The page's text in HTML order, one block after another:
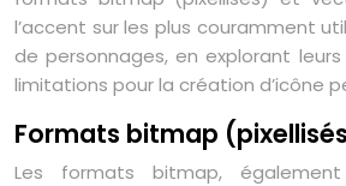
l’accent sur les plus couramment
de personnages, en explorant
limitations pour la création d’icône
Formats bitmap
Les formats bitmap,